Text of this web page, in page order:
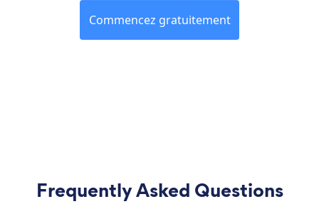
Commencez gratuitement
Frequently Asked Questions